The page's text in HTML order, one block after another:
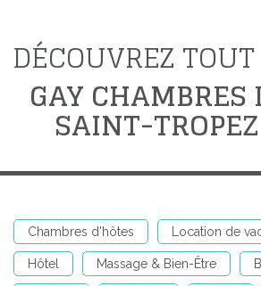
DÉCOUVREZ
GAY CHAMBRES
SAINT-
Chambres d'hôtes Location de
Hôtel Massage & Bien-Être